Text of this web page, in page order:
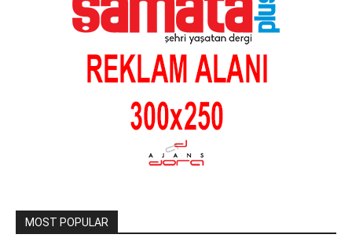
MOST POPULAR